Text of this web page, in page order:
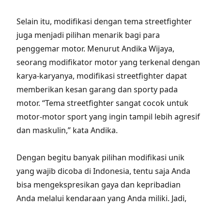
Selain itu, modifikasi dengan tema streetfighter
juga menjadi pilihan menarik bagi para
penggemar motor. Menurut Andika Wijaya,
seorang modifikator motor yang terkenal dengan
karya-karyanya, modifikasi streetfighter dapat
memberikan kesan garang dan sporty pada
motor. “Tema streetfighter sangat cocok untuk
motor-motor sport yang ingin tampil lebih agresif
dan maskulin,” kata Andika.
Dengan begitu banyak pilihan modifikasi unik
yang wajib dicoba di Indonesia, tentu saja Anda
bisa mengekspresikan gaya dan kepribadian
Anda melalui kendaraan yang Anda miliki. Jadi,